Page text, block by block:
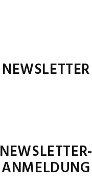
NEWSLETTER
NEWSLETTER-
ANMELDUNG